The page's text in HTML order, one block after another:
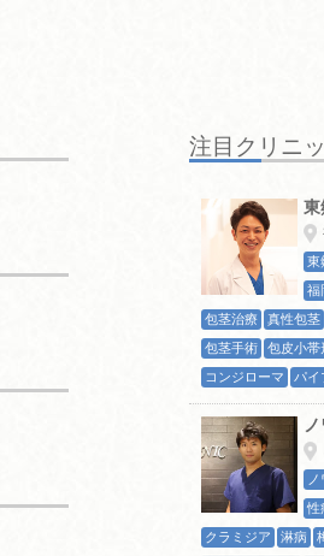
注目クリニ
東
東
福
包茎治療
真性包茎
包茎手術
包皮小帯
コンジローマ
パイ
性
クラミジア
淋病